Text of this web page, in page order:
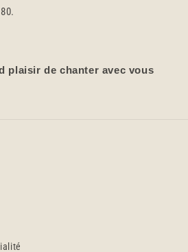
plaisir de chanter avec vous